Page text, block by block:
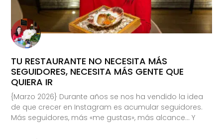
TU RESTAURANTE NO NECESITA MÁS
SEGUIDORES, NECESITA MÁS GENTE QUE
QUIERA IR
{Marzo 2026} Durante años se nos ha vendido la idea
de que crecer en Instagram es acumular seguidores.
Más seguidores, más «me gustas», más alcance… Y